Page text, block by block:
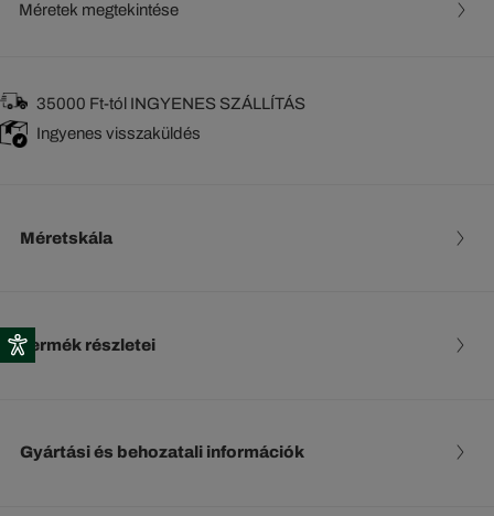
Méretek megtekintése
35000 Ft-tól INGYENES SZÁLLÍTÁS
Ingyenes visszaküldés
Méretskála
Termék részletei
Gyártási és behozatali információk